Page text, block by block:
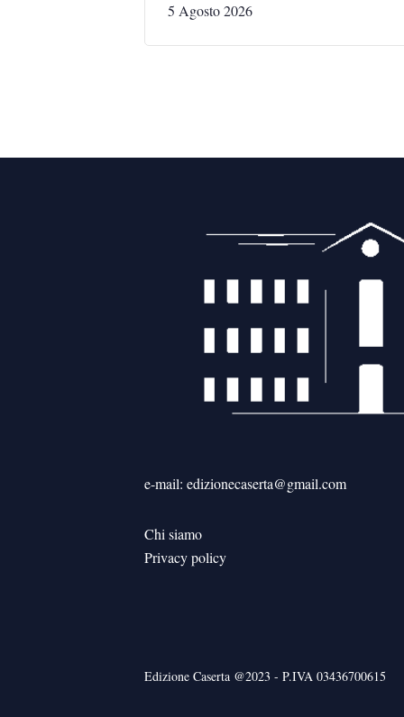
5 Agosto 2026
e-mail: edizionecaserta@gmail.com
Chi siamo
Privacy policy
Edizione Caserta @2023 - P.IVA 03436700615